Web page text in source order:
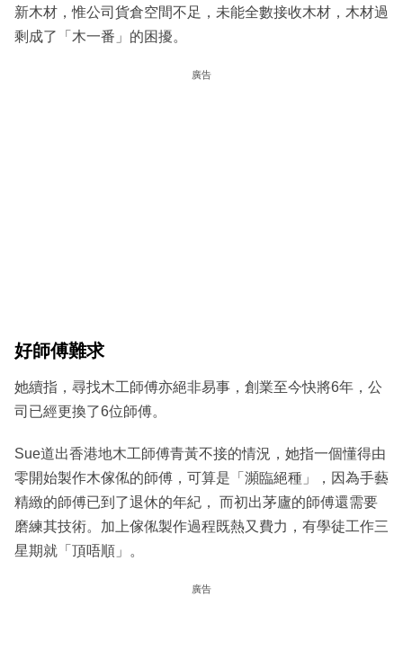
新木材，惟公司貨倉空間不足，未能全數接收木材，木材過
剩成了「木一番」的困擾。
廣告
好師傅難求
她續指，尋找木工師傅亦絕非易事，創業至今快將6年，公
司已經更換了6位師傅。
Sue道出香港地木工師傅青黃不接的情況，她指一個懂得由
零開始製作木傢俬的師傅，可算是「瀕臨絕種」，因為手藝
精緻的師傅已到了退休的年紀， 而初出茅廬的師傅還需要
磨練其技術。加上傢俬製作過程既熱又費力，有學徒工作三
星期就「頂唔順」。
廣告